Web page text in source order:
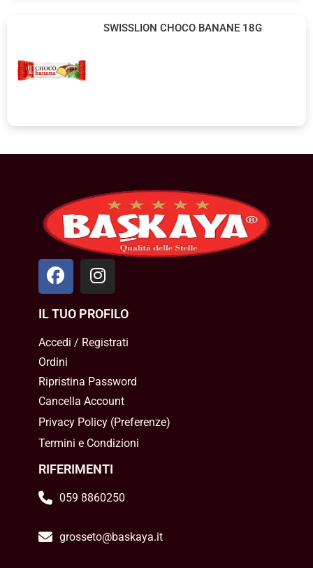
SWISSLION CHOCO BANANE 18G
IL TUO PROFILO
Accedi / Registrati
Ordini
Ripristina Password
Cancella Account
Privacy Policy(Preferenze)
Termini e Condizioni
RIFERIMENTI
059 8860250
grosseto@baskaya.it